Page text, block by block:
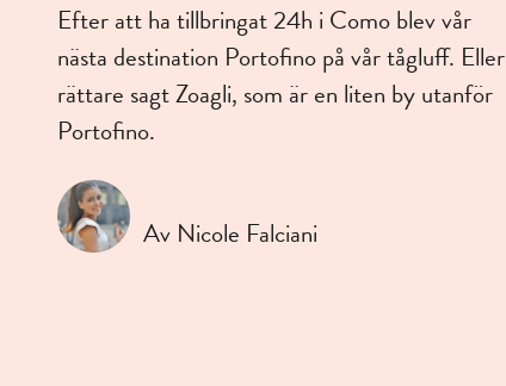
Efter att ha tillbringat 24h i Como blev vår
nästa destination Portofino på vår tågluff. Eller
rättare sagt Zoagli, som är en liten by utanför
Portofino.
Av Nicole Falciani